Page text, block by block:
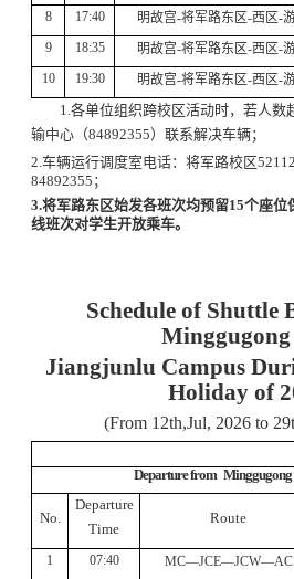
8
17:40 明故宫-将军路东区-西区-
9
18:35 明故宫-将军路东区-西区-
10
19:30 明故宫-将军路东区-西区-
1.各单位组织跨校区活动时，若人数
输中心（84892355）联系解决车辆；
2.车辆运行调度室电话：将军路校区
84892355 ；
3.将军路东区始发各班次均预留15个座位
线班次对学生开放乘车。
Schedule of Shuttle
Jiangjunlu Campus
Holiday of
(From 12th,Jul, 2026 to
Departure from Minggugong
No.
Departure
Time
Route
1 07:40 MC—JCE—JCW—AC